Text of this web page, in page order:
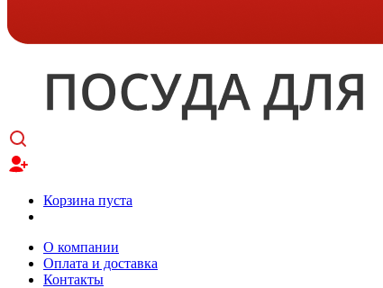
Корзина пуста
О компании
Оплата и доставка
Контакты